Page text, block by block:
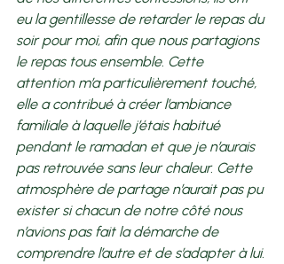
eu la gentillesse de retarder le repas du
soir pour moi, afin que nous partagions
le repas tous ensemble. Cette
attention m’a particulièrement touché,
elle a contribué à créer l’ambiance
familiale à laquelle j’étais habitué
pendant le ramadan et que je n’aurais
pas retrouvée sans leur chaleur. Cette
atmosphère de partage n’aurait pas pu
exister si chacun de notre côté nous
n’avions pas fait la démarche de
comprendre l’autre et de s’adapter à lui.